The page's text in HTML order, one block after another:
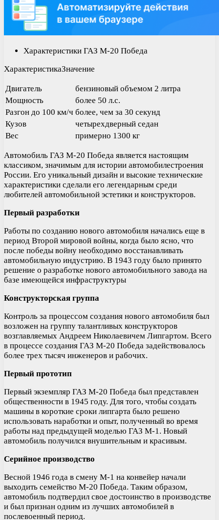
Характеристики ГАЗ М-20 Победа
ХарактеристикаЗначение
Двигатель
бензиновый объемом 2 литра
Мощность
более 50 л.с.
Разгон до 100 км/ч более, чем за 30 секунд
Кузов
четырехдверный седан
Вес
примерно 1300 кг
Автомобиль ГАЗ М-20 Победа является настоящим
классиком, значимым для истории автомобилестроения
России. Его уникальный дизайн и высокие технические
характеристики сделали его легендарным среди
любителей автомобильной эстетики и конструкторов.
Первый разработки
Работы по созданию нового автомобиля начались еще в
период Второй мировой войны, когда было ясно, что
после победы войну необходимо восстанавливать
автомобильную индустрию. В 1943 году было принято
решение о разработке нового автомобильного завода на
базе имеющейся инфраструктуры
Конструкторская группа
Контроль за процессом создания нового автомобиля был
возложен на группу талантливых конструкторов
возглавляемых Андреем Николаевичем Липгартом. Всего
в процессе создания ГАЗ М-20 Победа задействовалось
более трех тысяч инженеров и рабочих.
Первый прототип
Первый экземпляр ГАЗ М-20 Победа был представлен
общественности в 1945 году. Для того, чтобы создать
машины в короткие сроки липгарта было решено
использовать наработки и опыт, полученный во время
работы над предыдущей моделью ГАЗ М-1. Новый
автомобиль получился внушительным и красивым.
Серийное производство
Весной 1946 года в смену М-1 на конвейер начали
выходить семейство М-20 Победа. Таким образом,
автомобиль подтвердил свое достоинство в производстве
и был признан одним из лучших автомобилей в
послевоенный период.